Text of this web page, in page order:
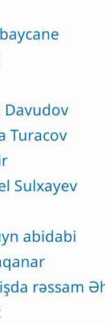
Davudov
Turacov
Sulxayev
abidabi
rəssam